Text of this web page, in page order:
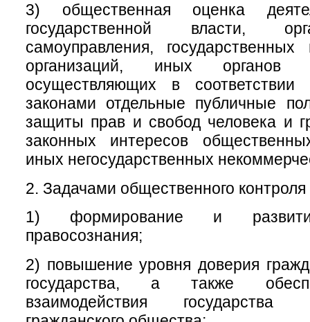
3) общественная оценка
государственной власти,
самоуправления,
организаций, иных органов
осуществляющих в
законами отдельные публичные
защиты прав и свобод человека и
законных интересов
иных негосударственных
2. Задачами общественного контроля
1) формирование и
правосознания;
2) повышение уровня доверия
государства, а также
взаимодействия